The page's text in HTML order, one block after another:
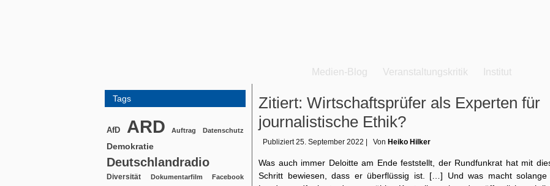
Medien-Blog Veranstaltungskritik Institut
Tags
AfD ARD Auftrag Datenschutz
Demokratie
Deutschlandradio
Diversität Dokumentarfilm Facebook
Zitiert: Wirtschaftsprüfer als Experten für
journalistische Ethik?
Publiziert 25. September 2022 Von Heiko Hilker
Was auch immer Deloitte am Ende feststellt, der Rundfunkrat hat mit
Schritt bewiesen, dass er überflüssig ist. […] Und was macht solange